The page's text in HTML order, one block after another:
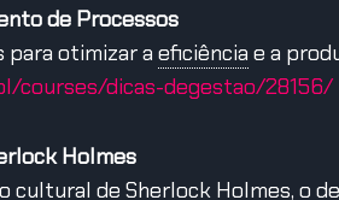
de Processos
para otimizar a eficiência e a
courses/dicas-degestao/28156/
Holmes
cultural de Sherlock Holmes, o